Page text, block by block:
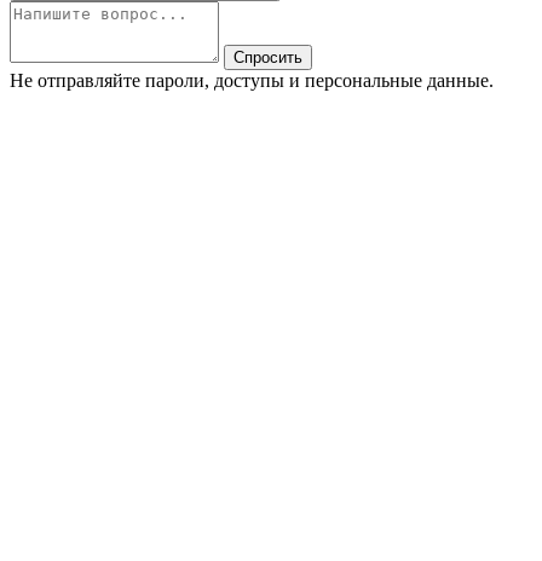
Спросить
Не отправляйте пароли, доступы и персональные данные.